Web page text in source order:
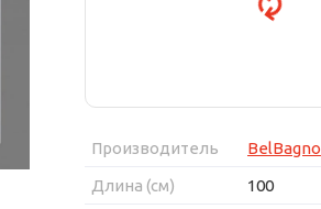
Производитель
BelBagno
Длина (см)
100